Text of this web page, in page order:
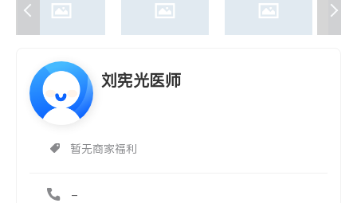
刘宪光医师
暂无商家福利
-